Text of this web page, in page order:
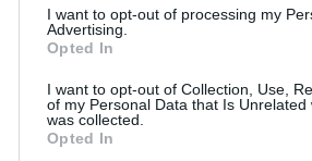
I want to opt-out of processing my
Advertising.
Opted In
I want to opt-out of Collection, Use,
of my Personal Data that Is
was collected.
Opted In
Últimas noticias
El Gobierno da un ultimátum a Italia: o levanta
El Gobierno rechaza el intento del PP de que los
agosto por la crisis de Ceuta